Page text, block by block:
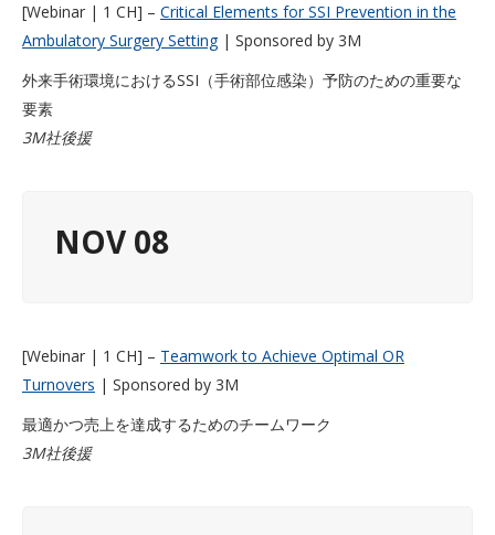
[Webinar | 1 CH] – Critical Elements for SSI Prevention in the
Ambulatory Surgery Setting| Sponsored by 3M
外来手術環境におけるSSI（手術部位感染）予防のための重要な
要素
3M社後援
NOV 08
[Webinar | 1 CH] – Teamwork to Achieve Optimal OR
Turnovers | Sponsored by 3M
最適かつ売上を達成するためのチームワーク
3M社後援